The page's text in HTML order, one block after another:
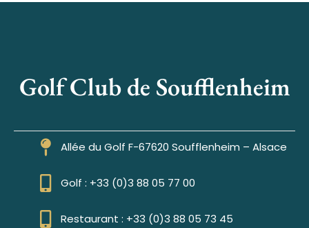
Golf Club de Soufflenheim
Allée du Golf F-67620 Soufflenheim – Alsace
Golf : +33 (0)3 88 05 77 00
Restaurant : +33 (0)3 88 05 73 45